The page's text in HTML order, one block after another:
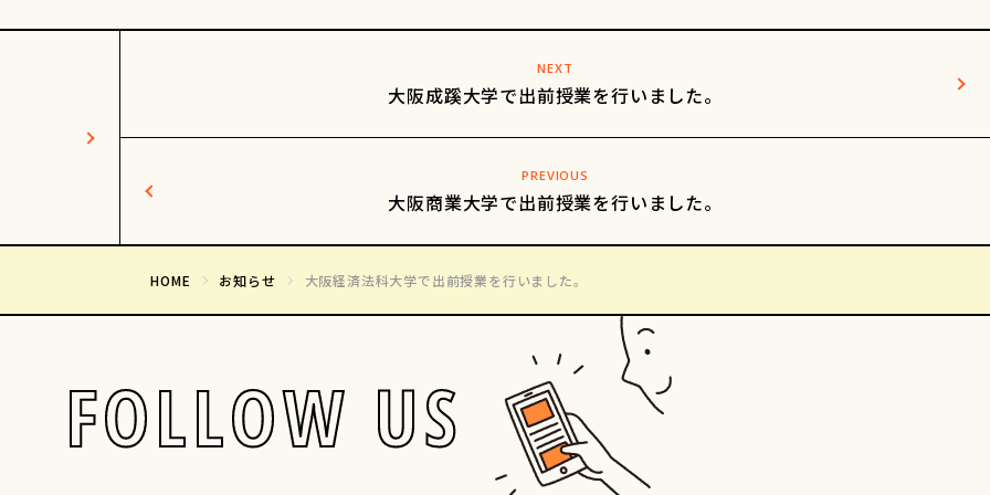
NEXT
大阪成蹊大学で出前授業を行いました。
PREVIOUS
大阪商業大学で出前授業を行いました。
HOME お知らせ 大阪経済法科大学で出前授業を行いました。
FOLLOW US